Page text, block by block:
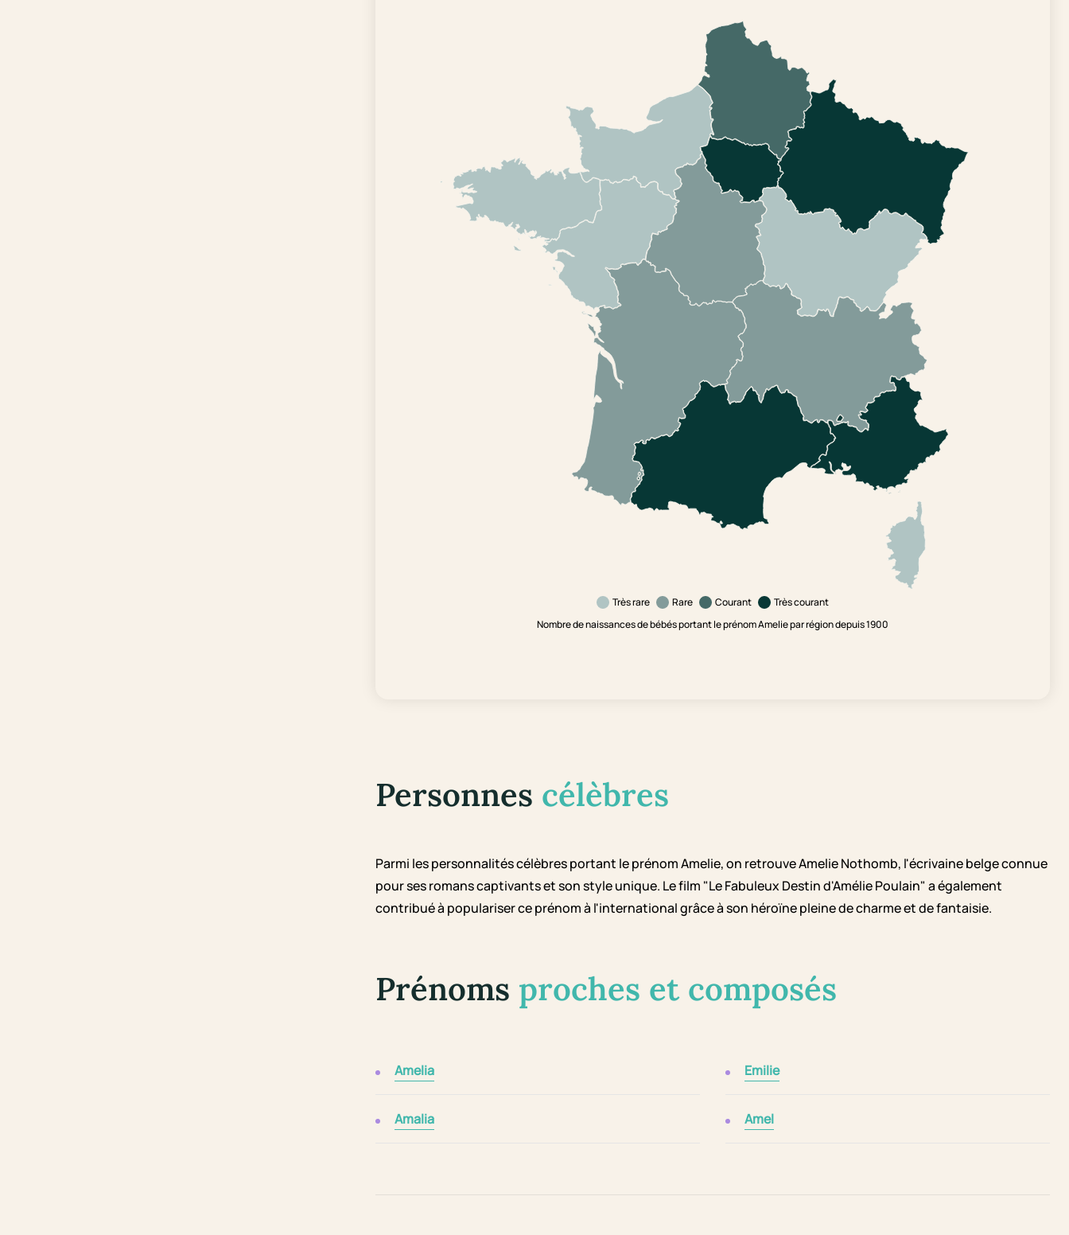
Très rare Rare Courant
Très courant
Nombre de naissances de bébés portant le prénom Amelie par région depuis 1900
Personnes célèbres
Parmi les personnalités célèbres portant le prénom Amelie, on retrouve Amelie Nothomb, l'écrivaine belge connue
pour ses romans captivants et son style unique. Le film "Le Fabuleux Destin d'Amélie Poulain" a également
contribué à populariser ce prénom à l'international grâce à son héroïne pleine de charme et de fantaisie.
Prénoms proches et composés
Amelia Emilie
Amalia Amel